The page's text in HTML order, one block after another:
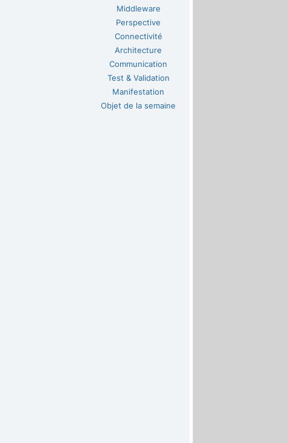
Middleware
Perspective
Connectivité
Architecture
Communication
Test & Validation
Manifestation
Objet de la semaine